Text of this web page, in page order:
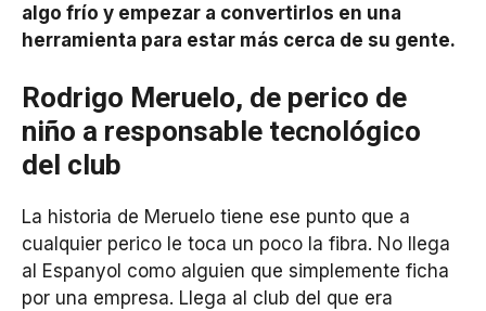
algo frío y empezar a convertirlos en una
herramienta para estar más cerca de su gente.
Rodrigo Meruelo, de perico de
niño a responsable tecnológico
del club
La historia de Meruelo tiene ese punto que a
cualquier perico le toca un poco la fibra. No llega
al Espanyol como alguien que simplemente ficha
por una empresa. Llega al club del que era